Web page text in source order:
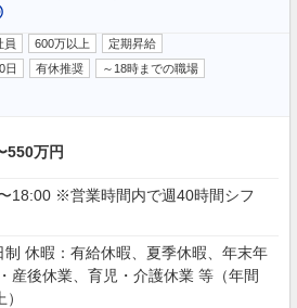
員 600万以上
定期昇給
日 有休推奨
～18時までの職場
550万円
18:00 ※営業時間内で週40時間シフ
制 休暇：有給休暇、夏季休暇、年末年
産後休業、育児・介護休業 等（年間